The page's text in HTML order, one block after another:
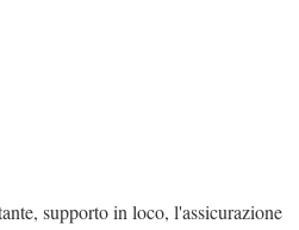
supporto in loco, l'assicurazione